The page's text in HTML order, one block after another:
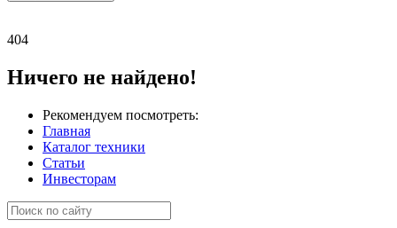
404
Ничего не найдено!
Рекомендуем посмотреть:
Главная
Каталог техники
Статьи
Инвесторам